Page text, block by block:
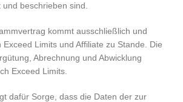
beschrieben sind.
kommt ausschließlich und
Limits und Affiliate zu Stande. Die
Abrechnung und Abwicklung
Exceed Limits.
dafür Sorge, dass die Daten der zur